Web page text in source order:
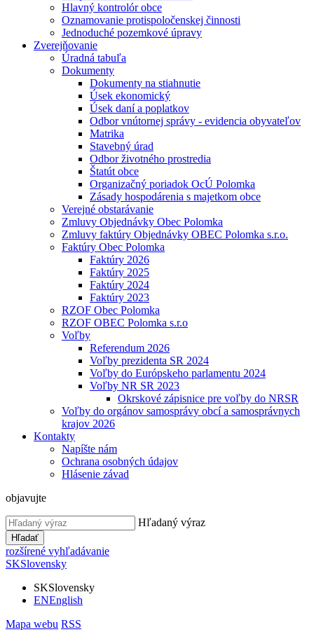
Hlavný kontrolór obce
Oznamovanie protispoločenskej činnosti
Jednoduché pozemkové úpravy
Zverejňovanie
Úradná tabuľa
Dokumenty
Dokumenty na stiahnutie
Úsek ekonomický
Úsek daní a poplatkov
Odbor vnútornej správy - evidencia obyvateľov
Matrika
Stavebný úrad
Odbor životného prostredia
Štatút obce
Organizačný poriadok OcÚ Polomka
Zásady hospodárenia s majetkom obce
Verejné obstarávanie
Zmluvy Objednávky Obec Polomka
Zmluvy faktúry Objednávky OBEC Polomka s.r.o.
Faktúry Obec Polomka
Faktúry 2026
Faktúry 2025
Faktúry 2024
Faktúry 2023
RZOF Obec Polomka
RZOF OBEC Polomka s.r.o
Voľby
Referendum 2026
Voľby prezidenta SR 2024
Voľby do Európskeho parlamentu 2024
Voľby NR SR 2023
Okrskové zápisnice pre voľby do NRSR
Voľby do orgánov samosprávy obcí a samosprávnych
krajov 2026
Kontakty
Napíšte nám
Ochrana osobných údajov
Hlásenie závad
objavujte
Hľadaný výraz
Hľadať
rozšírené vyhľadávanie
SKSlovensky
SKSlovensky
ENEnglish
Mapa webu RSS